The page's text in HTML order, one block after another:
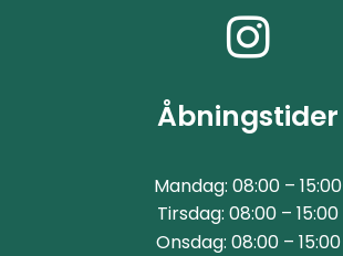
Åbningstider
Mandag: 08:00 – 15:00
Tirsdag: 08:00 – 15:00
Onsdag: 08:00 – 15:00